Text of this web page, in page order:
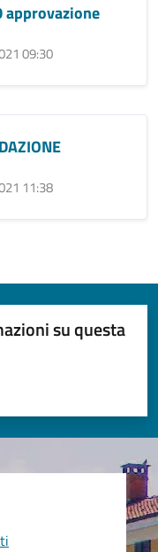
approvazione
09:30
11:38
su questa